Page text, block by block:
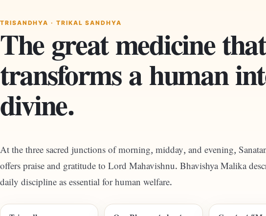
TRISANDHYA · TRIKAL SANDHYA
The great medicine that
transforms a human
divine.
At the three sacred junctions of morning, midday, and evening,
offers praise and gratitude to Lord Mahavishnu. Bhavishya Malika
daily discipline as essential for human welfare.